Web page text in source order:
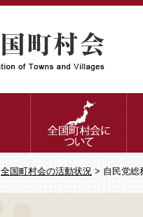
全国町村会の活動状況 > 自民党総